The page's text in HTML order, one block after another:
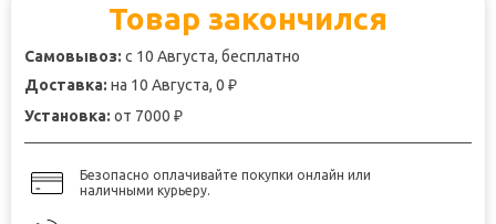
Товар закончился
Самовывоз: с 10 Августа, бесплатно
Доставка: на 10 Августа, 0 ₽
Установка: от 7000 ₽
Безопасно оплачивайте покупки онлайн или
наличными курьеру.